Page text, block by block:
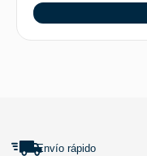
Envío rápido